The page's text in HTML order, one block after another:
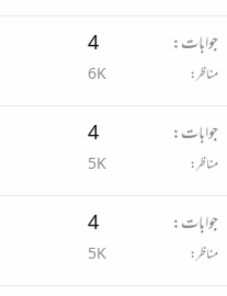
جوابات 4
مناظر 6K
جوابات 4
مناظر 5K
جوابات 4
مناظر 5K